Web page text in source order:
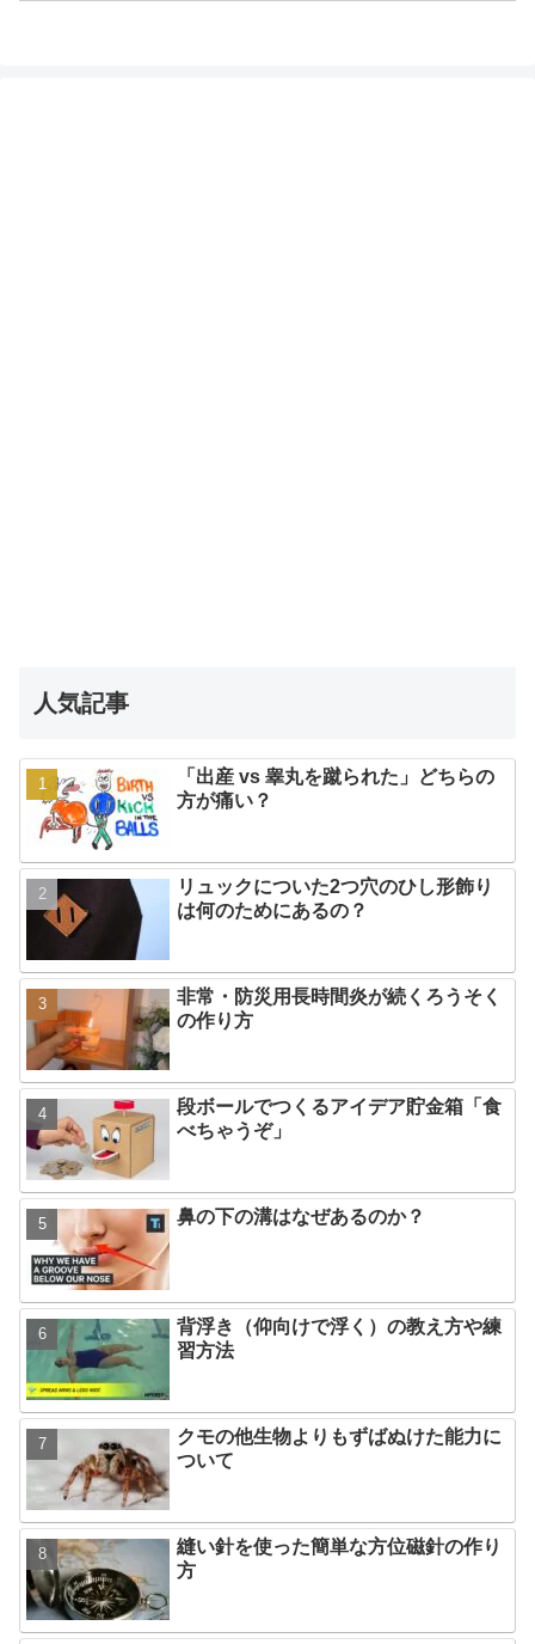
人気記事
「出産 vs 睾丸を蹴られた」どちらの
方が痛い？
リュックについた2つ穴のひし形飾り
は何のためにあるの？
非常・防災用長時間炎が続くろうそく
の作り方
段ボールでつくるアイデア貯金箱「食
べちゃうぞ」
鼻の下の溝はなぜあるのか？
背浮き（仰向けで浮く）の教え方や練
習方法
クモの他生物よりもずばぬけた能力に
ついて
縫い針を使った簡単な方位磁針の作り
方